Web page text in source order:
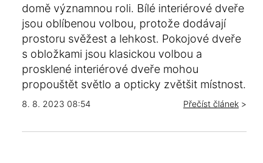
domě významnou roli. Bílé interiérové dveře
jsou oblíbenou volbou, protože dodávají
prostoru svěžest a lehkost. Pokojové dveře
s obložkami jsou klasickou volbou a
prosklené interiérové dveře mohou
propouštět světlo a opticky zvětšit místnost.
8. 8. 2023 08:54 Přečíst článek >